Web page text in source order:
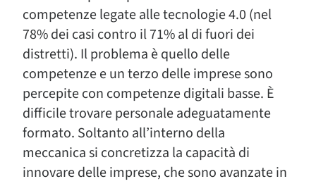
competenze legate alle tecnologie 4.0 (nel
78% dei casi contro il 71% al di fuori dei
distretti). Il problema è quello delle
competenze e un terzo delle imprese sono
percepite con competenze digitali basse. È
difficile trovare personale adeguatamente
formato. Soltanto all’interno della
meccanica si concretizza la capacità di
innovare delle imprese, che sono avanzate in